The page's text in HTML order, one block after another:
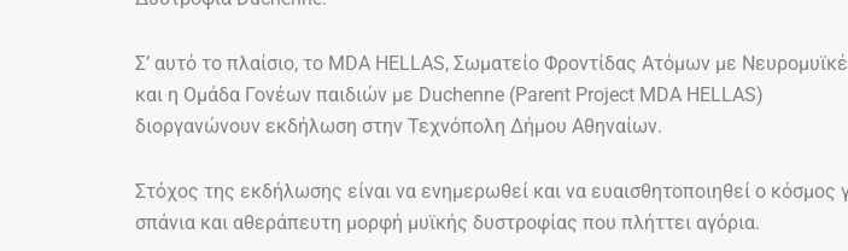
Σ’ αυτό το πλαίσιο, το MDA HELLAS, Σωματείο Φροντίδας Ατόμων με
και η Ομάδα Γονέων παιδιών με Duchenne (Parent Project MDA HELLAS)
διοργανώνουν εκδήλωση στην Τεχνόπολη Δήμου Αθηναίων.
Στόχος της εκδήλωσης είναι να ενημερωθεί και να ευαισθητοποιηθεί ο κόσμος
σπάνια και αθεράπευτη μορφή μυϊκής δυστροφίας που πλήττει αγόρια.